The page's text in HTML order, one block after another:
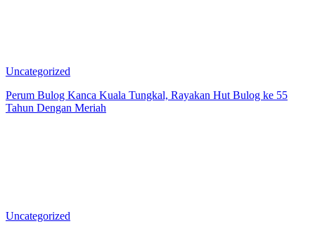
Uncategorized
Perum Bulog Kanca Kuala Tungkal, Rayakan Hut Bulog ke 55
Tahun Dengan Meriah
Uncategorized